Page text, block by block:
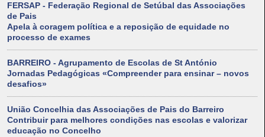
FERSAP - Federação Regional de Setúbal das Associações
de Pais
Apela à coragem política e a reposição de equidade no
processo de exames
BARREIRO - Agrupamento de Escolas de St António
Jornadas Pedagógicas «Compreender para ensinar – novos
desafios»
União Concelhia das Associações de Pais do Barreiro
Contribuir para melhores condições nas escolas e valorizar
educação no Concelho